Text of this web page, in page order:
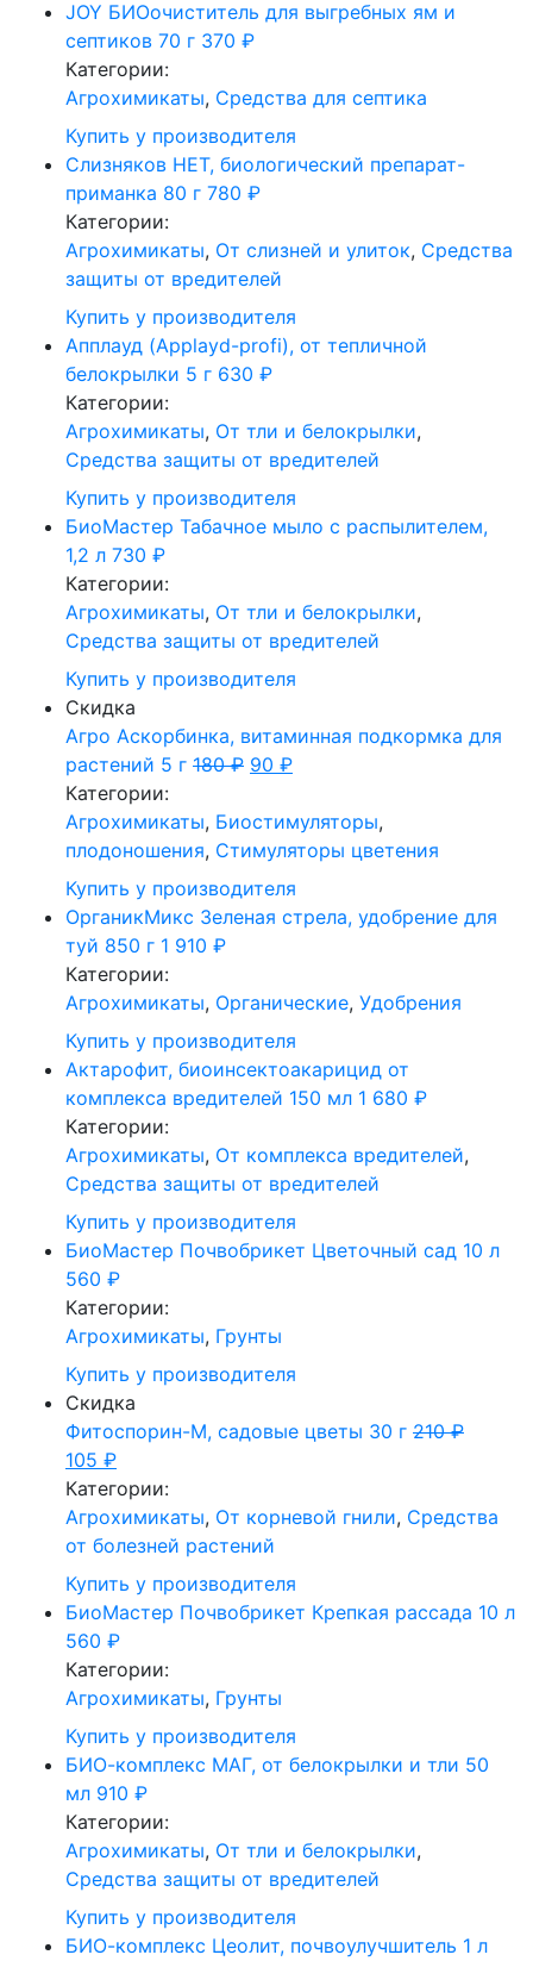
JOY БИОочиститель для выгребных ям и
септиков 70 г 370 ₽
Категории:
Агрохимикаты, Средства для септика
Купить у производителя
Слизняков НЕТ, биологический препарат-
приманка 80 г 780 ₽
Категории:
Агрохимикаты, От слизней и улиток, Средства
защиты от вредителей
Купить у производителя
Апплауд (Applayd-profi), от тепличной
белокрылки 5 г 630 ₽
Категории:
Агрохимикаты, От тли и белокрылки,
Средства защиты от вредителей
Купить у производителя
БиоМастер Табачное мыло с распылителем,
1,2 л 730 ₽
Категории:
Агрохимикаты, От тли и белокрылки,
Средства защиты от вредителей
Купить у производителя
Скидка
Агро Аскорбинка, витаминная подкормка для
растений 5 г 180₽ 90 ₽
Категории:
Агрохимикаты, Биостимуляторы,
плодоношения, Стимуляторы цветения
Купить у производителя
ОрганикМикс Зеленая стрела, удобрение для
туй 850 г 1 910 ₽
Категории:
Агрохимикаты, Органические, Удобрения
Купить у производителя
Актарофит, биоинсектоакарицид от
комплекса вредителей 150 мл 1 680 ₽
Категории:
Агрохимикаты, От комплекса вредителей,
Средства защиты от вредителей
Купить у производителя
БиоМастер Почвобрикет Цветочный сад 10 л
560 ₽
Категории:
Агрохимикаты, Грунты
Купить у производителя
Скидка
Фитоспорин-М, садовые цветы 30 г 210₽
105 ₽
Категории:
Агрохимикаты, От корневой гнили, Средства
от болезней растений
Купить у производителя
БиоМастер Почвобрикет Крепкая рассада 10 л
560 ₽
Категории:
Агрохимикаты, Грунты
Купить у производителя
БИО-комплекс МАГ, от белокрылки и тли 50
мл 910 ₽
Категории:
Агрохимикаты, От тли и белокрылки,
Средства защиты от вредителей
Купить у производителя
БИО-комплекс Цеолит, почвоулучшитель 1 л